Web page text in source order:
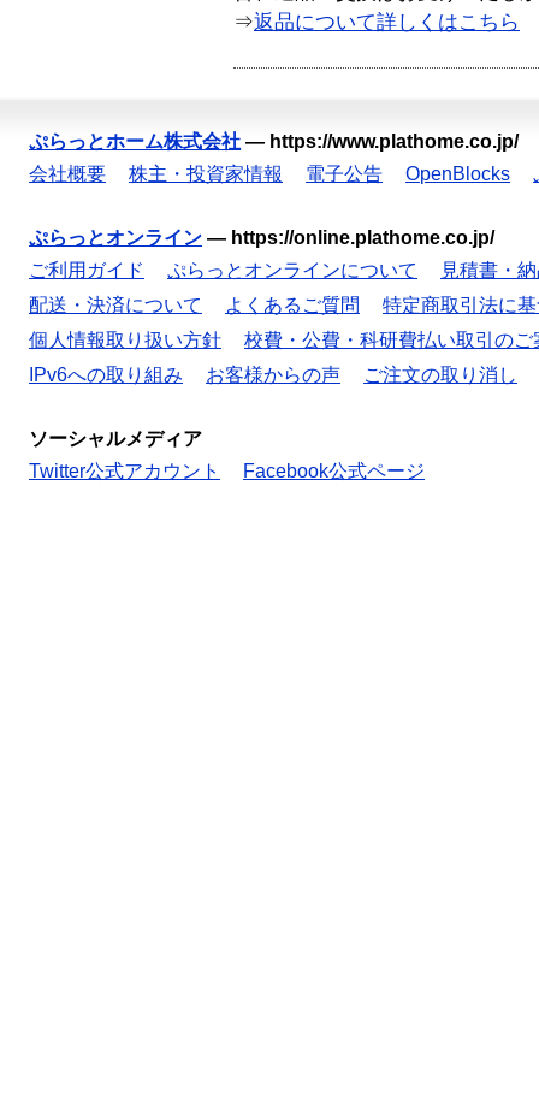
⇒返品について詳しくはこちら
ぷらっとホーム株式会社 — https://www.plathome.co.jp/
会社概要
株主・投資家情報 電子公告 OpenBlocks
ぷらっとオンライン — https://online.plathome.co.jp/
ご利用ガイド
ぷらっとオンラインについて
見積書・
配送・決済について
よくあるご質問
特定商取引法に
個人情報取り扱い方針
校費・公費・科研費払い取引のご
IPv6への取り組み
お客様からの声 ご注文の取り消し
ソーシャルメディア
Twitter公式アカウント
Facebook公式ページ